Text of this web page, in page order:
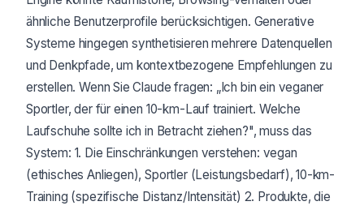
ähnliche Benutzerprofile berücksichtigen. Generative
Systeme hingegen synthetisieren mehrere Datenquellen
und Denkpfade, um kontextbezogene Empfehlungen zu
erstellen. Wenn Sie Claude fragen: „Ich bin ein veganer
Sportler, der für einen 10-km-Lauf trainiert. Welche
Laufschuhe sollte ich in Betracht ziehen?", muss das
System: 1. Die Einschränkungen verstehen: vegan
(ethisches Anliegen), Sportler (Leistungsbedarf), 10-km-
Training (spezifische Distanz/Intensität) 2. Produkte, die